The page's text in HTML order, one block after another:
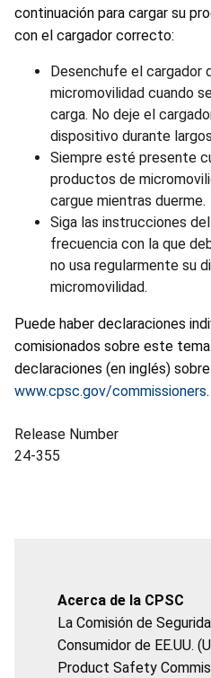
continuación para cargar su
con el cargador correcto:
Desenchufe el cargador
micromovilidad cuando
carga. No deje el
dispositivo durante
Siempre esté presente
productos de
cargue mientras duerme.
Siga las instrucciones
frecuencia con la que
no usa regularmente su
micromovilidad.
Puede haber declaraciones
comisionados sobre este
declaraciones (en inglés)
www.cpsc.gov/commissioners.
Release Number
24-355
Acerca de la CPSC
La Comisión de
Consumidor de EE.UU.
Product Safety